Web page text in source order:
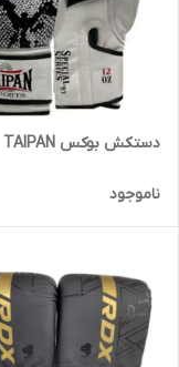
دستکش بوکس TAIPAN
ناموجود